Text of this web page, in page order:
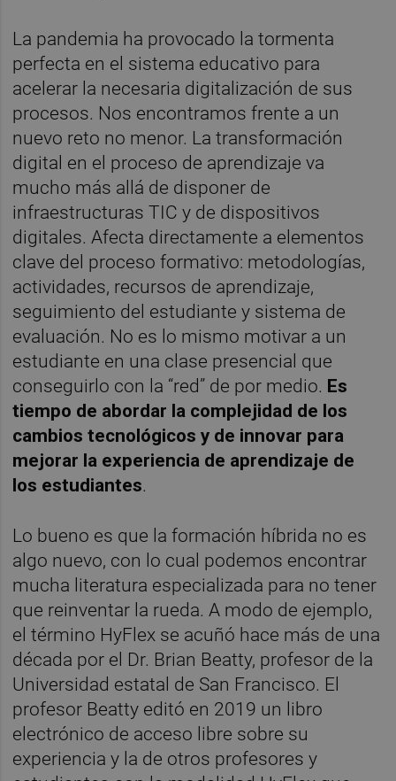
La pandemia ha provocado la tormenta
perfecta en el sistema educativo para
acelerar la necesaria digitalización de sus
procesos. Nos encontramos frente a un
nuevo reto no menor. La transformación
digital en el proceso de aprendizaje va
mucho más allá de disponer de
infraestructuras TIC y de dispositivos
digitales. Afecta directamente a elementos
clave del proceso formativo: metodologías,
actividades, recursos de aprendizaje,
seguimiento del estudiante y sistema de
evaluación. No es lo mismo motivar a un
estudiante en una clase presencial que
conseguirlo con la “red” de por medio. Es
tiempo de abordar la complejidad de los
cambios tecnológicos y de innovar para
mejorar la experiencia de aprendizaje de
los estudiantes.
Lo bueno es que la formación híbrida no es
algo nuevo, con lo cual podemos encontrar
mucha literatura especializada para no tener
que reinventar la rueda. A modo de ejemplo,
el término HyFlex se acuñó hace más de una
década por el Dr. Brian Beatty, profesor de la
Universidad estatal de San Francisco. El
profesor Beatty editó en 2019 un libro
electrónico de acceso libre sobre su
experiencia y la de otros profesores y